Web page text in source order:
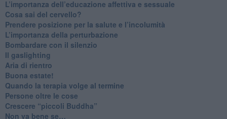
​L’importanza dell’educazione affettiva e sessuale
​Cosa sai del cervello?
Prendere posizione per la salute e l’incolumità
L’importanza della perturbazione
​Bombardare con il silenzio
Il gaslighting
Aria di rientro
Buona estate!
​Quando la terapia volge al termine
​Persone oltre le cose
​Crescere “piccoli Buddha”
Non va bene se…